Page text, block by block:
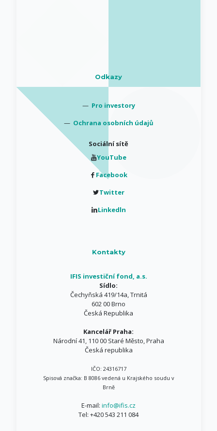
Odkazy
— Pro investory
— Ochrana osobních údajů
Sociální sítě
YouTube
Facebook
Twitter
Linkedln
Kontakty
IFIS investiční fond, a.s.
Sídlo:
Čechyňská 419/14a, Trnitá
602 00 Brno
Česká Republika
Kancelář Praha:
Národní 41, 110 00 Staré Město, Praha
Česká republika
IČO: 24316717
Spisová značka: B 8086 vedená u Krajského soudu v
Brně
E-mail: info@ifis.cz
Tel: +420 543 211 084